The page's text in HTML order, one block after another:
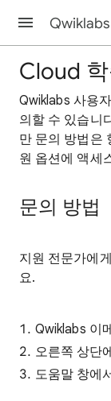
Cloud
Qwiklabs 사용
의할 수 있습니
만 문의 방법은
원 옵션에 액세
문의 방법
지원 전문가에
요.
Qwiklabs 이
오른쪽 상단
도움말 창에